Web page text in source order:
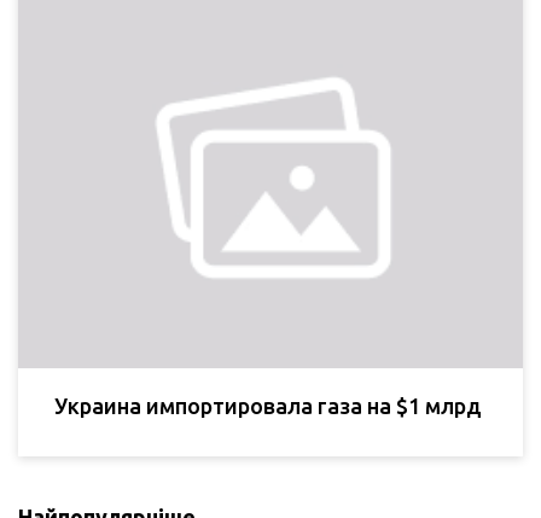
Украина импортировала газа на $1 млрд